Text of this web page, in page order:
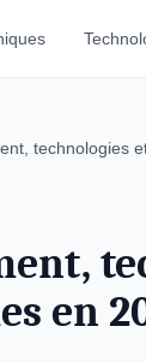
technologies
en